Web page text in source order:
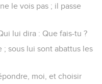
le vois pas ; il passe
lui dira : Que fais-tu ?
; sous lui sont abattus les
moi, et choisir